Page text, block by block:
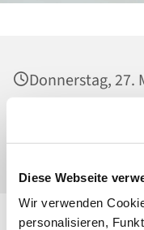
Diese Webseite
Wir verwenden
personalisieren,
Donnerstag, 27.
Heilig Kreuz,
13053 Berlin